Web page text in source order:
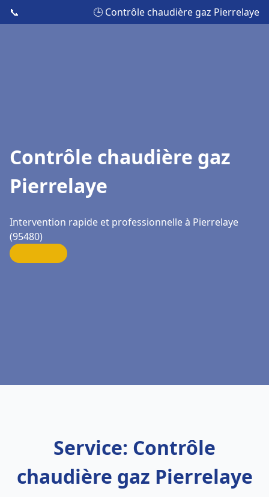
📞 🕒 Contrôle chaudière gaz Pierrelaye
Contrôle chaudière gaz
Pierrelaye
Intervention rapide et professionnelle à Pierrelaye
(95480)
Service: Contrôle
chaudière gaz Pierrelaye